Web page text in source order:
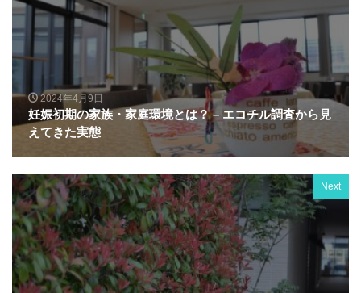
2024年4月9日
妊娠初期の家族・家庭環境とは？ – エコチル調査から見
えてきた実態
Next